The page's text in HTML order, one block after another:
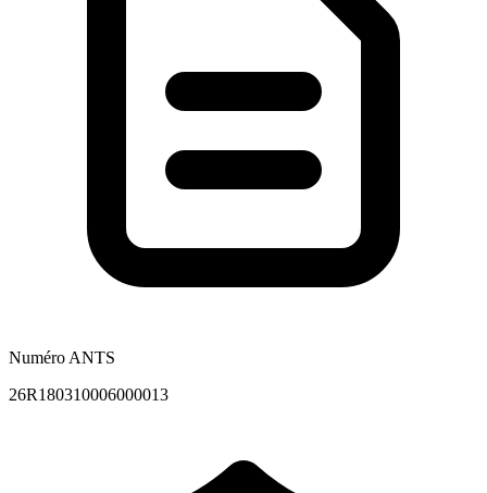
Numéro ANTS
26R180310006000013